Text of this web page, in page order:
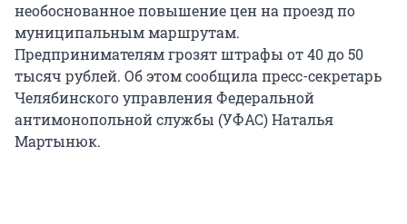
необоснованное повышение цен на проезд по
муниципальным маршрутам.
Предпринимателям грозят штрафы от 40 до 50
тысяч рублей. Об этом сообщила пресс-секретарь
Челябинского управления Федеральной
антимонопольной службы (УФАС) Наталья
Мартынюк.